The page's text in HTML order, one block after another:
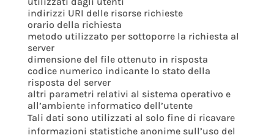
indirizzi URI delle risorse richieste
orario della richiesta
metodo utilizzato per sottoporre la richiesta al
server
dimensione del file ottenuto in risposta
codice numerico indicante lo stato della
risposta del server
altri parametri relativi al sistema operativo e
all’ambiente informatico dell’utente
Tali dati sono utilizzati al solo fine di ricavare
informazioni statistiche anonime sull’uso del